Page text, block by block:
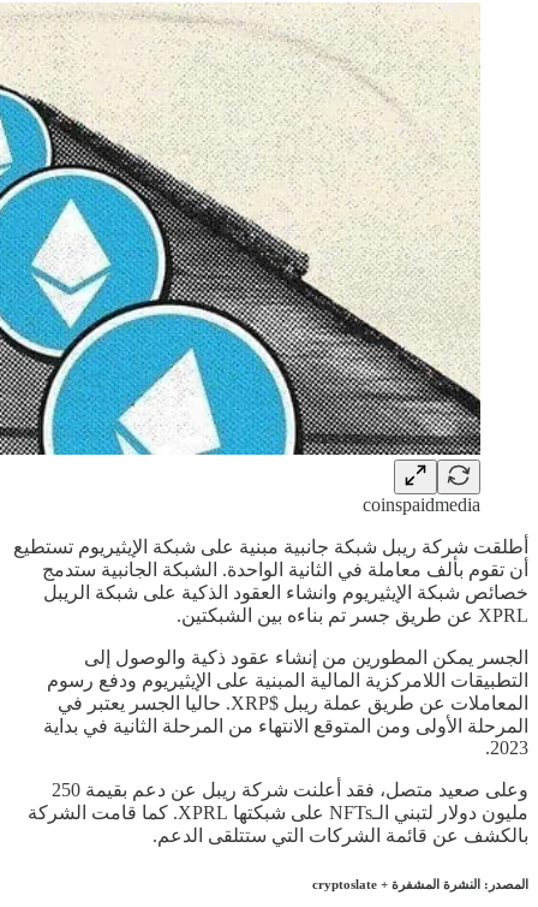
coinspaidmedia
أطلقت شركة ريبل شبكة جانبية مبنية على شبكة الإيثيريوم تستطيع
أن تقوم بألف معاملة في الثانية الواحدة. الشبكة الجانبية ستدمج
خصائص شبكة الإيثيريوم وانشاء العقود الذكية على شبكة الريبل
XPRL عن طريق جسر تم بناءه بين الشبكتين.
الجسر يمكن المطورين من إنشاء عقود ذكية والوصول إلى
التطبيقات اللامركزية المالية المبنية على الإيثيريوم ودفع رسوم
المعاملات عن طريق عملة ريبل $XRP. حاليا الجسر يعتبر في
المرحلة الأولى ومن المتوقع الانتهاء من المرحلة الثانية في بداية
2023.
وعلى صعيد متصل، فقد أعلنت شركة ريبل عن دعم بقيمة 250
مليون دولار لتبني الـNFTs على شبكتها XPRL. كما قامت الشركة
بالكشف عن قائمة الشركات التي ستتلقى الدعم.
المصدر: النشرة المشفرة + cryptoslate